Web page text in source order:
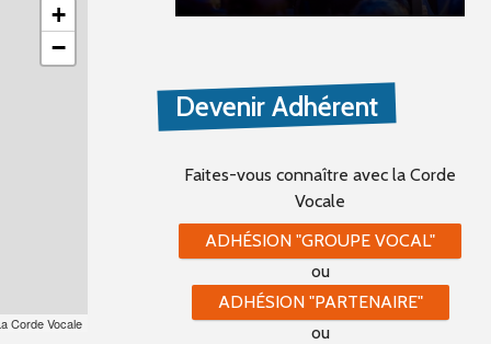
+
−
Corde Vocale
Devenir Adhérent
Faites-vous connaître avec la Corde
Vocale
ADHÉSION "GROUPE VOCAL"
ou
ADHÉSION "PARTENAIRE"
ou